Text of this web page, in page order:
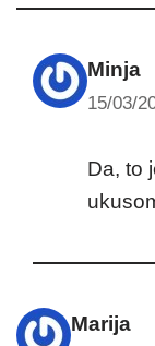
Minja
15/03/
Da, to
Marija